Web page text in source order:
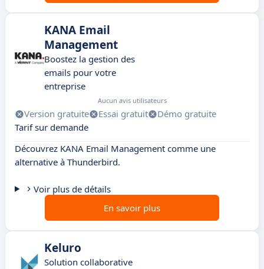
KANA Email
Management
Boostez la gestion des
emails pour votre
entreprise
Aucun avis utilisateurs
Version gratuite Essai gratuit
Démo gratuite
Tarif sur demande
Découvrez KANA Email Management comme une
alternative à Thunderbird.
Voir plus de détails
En savoir plus
Keluro
Solution collaborative